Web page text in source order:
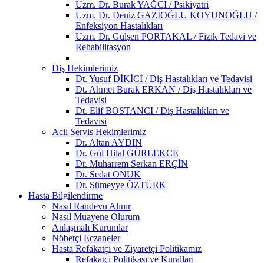
Uzm. Dr. Burak YAĞCI / Psikiyatri
Uzm. Dr. Deniz GAZİOĞLU KOYUNOĞLU /
Enfeksiyon Hastalıkları
Uzm. Dr. Gülşen PORTAKAL / Fizik Tedavi ve
Rehabilitasyon
Diş Hekimlerimiz
Dt. Yusuf DİKİCİ / Diş Hastalıkları ve Tedavisi
Dt. Ahmet Burak ERKAN / Diş Hastalıkları ve
Tedavisi
Dt. Elif BOSTANCI / Diş Hastalıkları ve
Tedavisi
Acil Servis Hekimlerimiz
Dr. Altan AYDIN
Dr. Gül Hilal GÜRLEKCE
Dr. Muharrem Serkan ERÇİN
Dr. Sedat ONUK
Dr. Sümeyye ÖZTÜRK
Hasta Bilgilendirme
Nasıl Randevu Alınır
Nasıl Muayene Olurum
Anlaşmalı Kurumlar
Nöbetçi Eczaneler
Hasta Refakatçi ve Ziyaretçi Politikamız
Refakatçi Politikası ve Kuralları